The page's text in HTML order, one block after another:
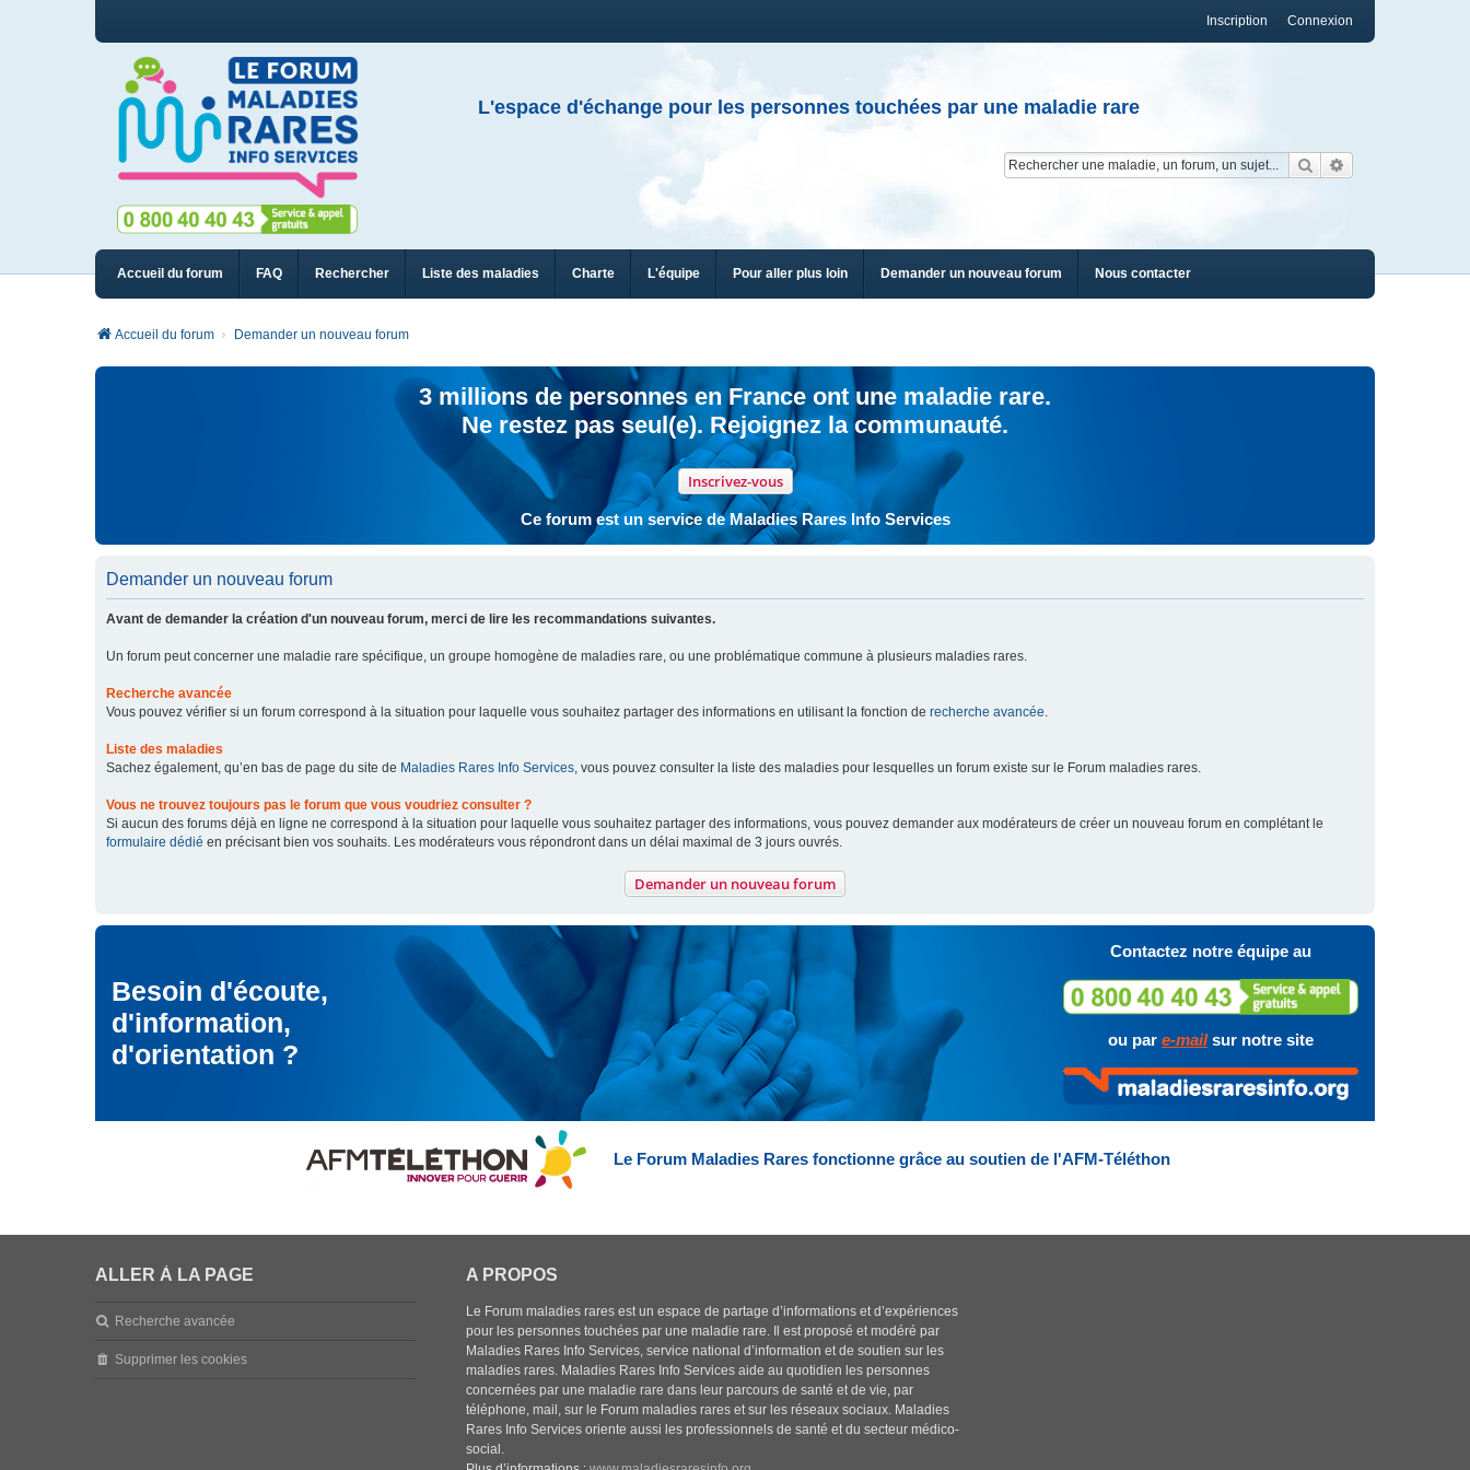
Connexion
Inscription
L'espace d'échange pour les personnes touchées par une maladie rare
Rechercher
Accueil du forum FAQ Rechercher Liste des maladies Charte L'équipe Pour aller plus loin Demander un nouveau forum Nous contacter
Accueil du forum Demander un nouveau forum
3 millions de personnes en France ont une maladie rare.
Ne restez pas seul(e). Rejoignez la communauté.
Inscrivez-vous
Ce forum est un service de Maladies Rares Info Services
Demander un nouveau forum
Avant de demander la création d'un nouveau forum, merci de lire les recommandations suivantes.
Un forum peut concerner une maladie rare spécifique, un groupe homogène de maladies rare, ou une problématique commune à plusieurs maladies rares.
Recherche avancée
Vous pouvez vérifier si un forum correspond à la situation pour laquelle vous souhaitez partager des informations en utilisant la fonction de recherche avancée.
Liste des maladies
Sachez également, qu’en bas de page du site de Maladies Rares Info Services, vous pouvez consulter la liste des maladies pour lesquelles un forum existe sur le Forum maladies rares.
Vous ne trouvez toujours pas le forum que vous voudriez consulter ?
Si aucun des forums déjà en ligne ne correspond à la situation pour laquelle vous souhaitez partager des informations, vous pouvez demander aux modérateurs de créer un nouveau forum en complétant le
formulaire dédié en précisant bien vos souhaits. Les modérateurs vous répondront dans un délai maximal de 3 jours ouvrés.
Demander un nouveau forum
Besoin d'écoute,
d'information,
d'orientation ?
Contactez notre équipe au
ou par e-mailsur notre site
Le Forum Maladies Rares fonctionne grâce au soutien de l'AFM-Téléthon
ALLER À LA PAGE
Recherche avancée
Supprimer les cookies
A PROPOS
Le Forum maladies rares est un espace de partage d’informations et d’expériences
pour les personnes touchées par une maladie rare. Il est proposé et modéré par
Maladies Rares Info Services, service national d’information et de soutien sur les
maladies rares. Maladies Rares Info Services aide au quotidien les personnes
concernées par une maladie rare dans leur parcours de santé et de vie, par
téléphone, mail, sur le Forum maladies rares et sur les réseaux sociaux. Maladies
Rares Info Services oriente aussi les professionnels de santé et du secteur médico-
social.